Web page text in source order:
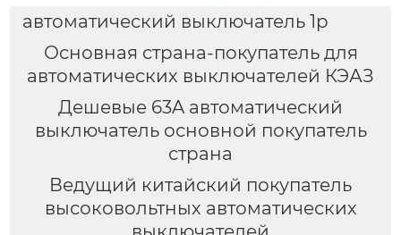
автоматический выключатель 1p
Основная страна-покупатель для
автоматических выключателей КЭАЗ
Дешевые 63A автоматический
выключатель основной покупатель
страна
Ведущий китайский покупатель
высоковольтных автоматических